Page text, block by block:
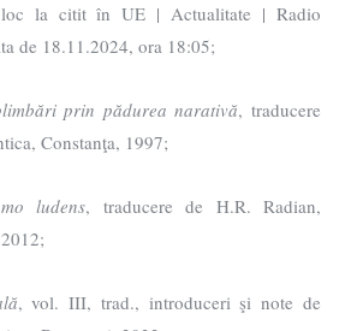
la citit în UE | Actualitate | Radio
de 18.11.2024, ora 18:05;
prin pădurea narativă, traducere
Constanţa, 1997;
ludens, traducere de H.R. Radian,
, vol. III, trad., introduceri şi note de